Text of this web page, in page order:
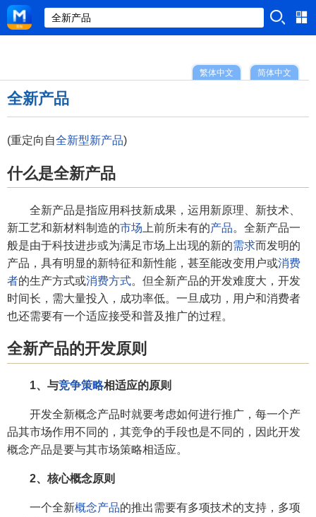
简体中文
繁体中文
全新产品
(重定向自全新型新产品)
什么是全新产品
全新产品是指应用科技新成果，运用新原理、新技术、
新工艺和新材料制造的市场 上前所未有的产品。全新产品一
般是由于科技进步或为满足市场上出现的新的需求而发明的
产品，具有明显的新特征和新性能，甚至能改变用户或消费
者的生产方式或消费方式。但全新产品的开发难度大，开发
时间长，需大量投入，成功率低。一旦成功，用户和消费者
也还需要有一个适应接受和普及推广的过程。
全新产品的开发原则
1、与竞争策略相适应的原则
开发全新概念产品时就要考虑如何进行推广，每一个产
品其市场作用不同的，其竞争的手段也是不同的，因此开发
概念产品是要与其市场策略相适应。
2、核心概念原则
一个全新概念产品的推出需要有多项技术的支持，多项